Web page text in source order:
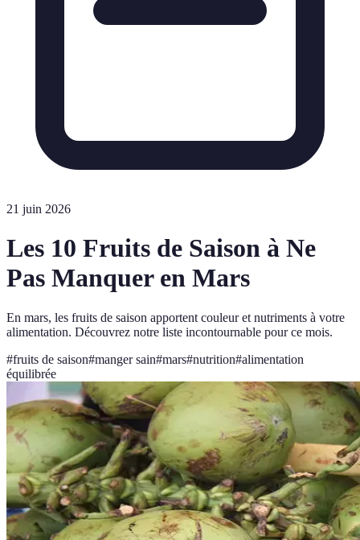
21 juin 2026
Les 10 Fruits de Saison à Ne
Pas Manquer en Mars
En mars, les fruits de saison apportent couleur et nutriments à votre
alimentation. Découvrez notre liste incontournable pour ce mois.
#fruits de saison#manger sain#mars#nutrition#alimentation
équilibrée